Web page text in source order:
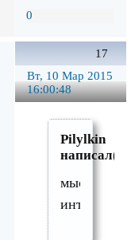
0
17
Вт, 10 Мар 2015
16:00:48
Pilylkin
мысль
интересная